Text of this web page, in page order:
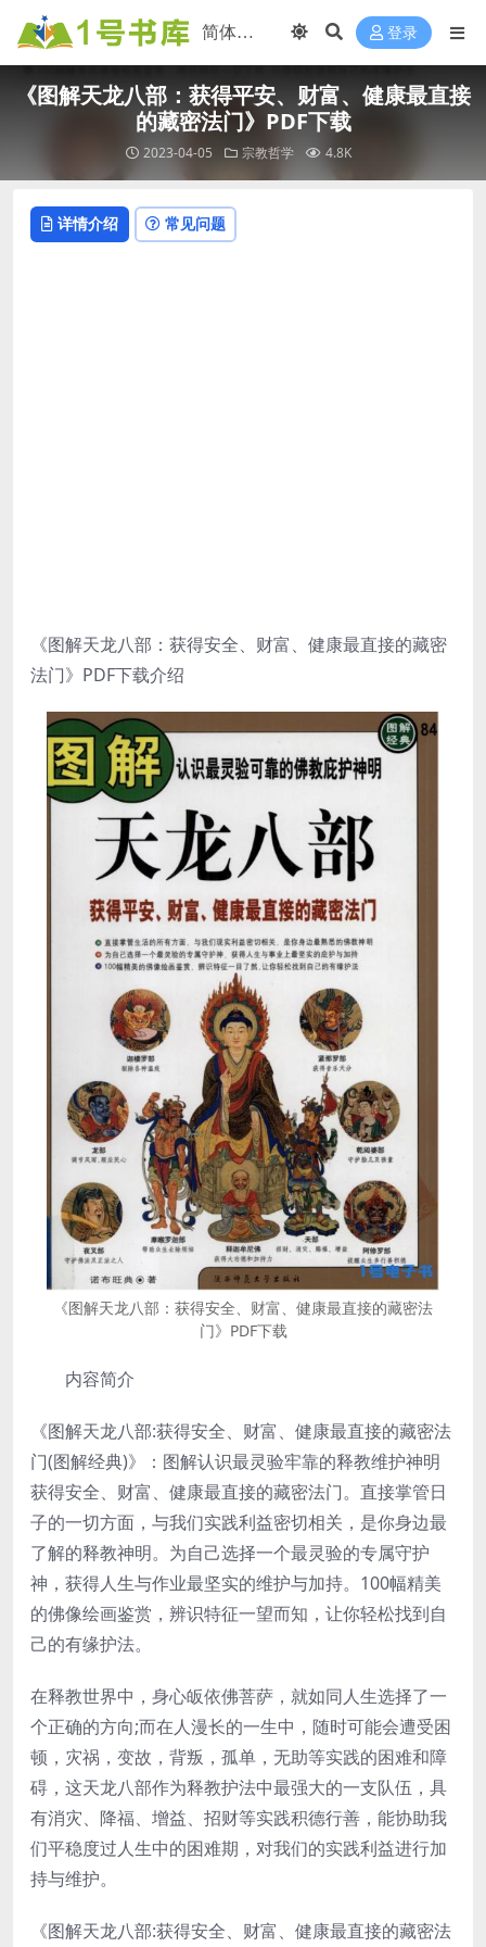
登录
《图解天龙八部：获得平安、财富、健康最直接
的藏密法门》PDF下载
2023-04-05 宗教哲学 4.8K
详情介绍 常见问题
《图解天龙八部：获得安全、财富、健康最直接的藏密
法门》PDF下载介绍
《图解天龙八部：获得安全、财富、健康最直接的藏密法
门》PDF下载
内容简介
《图解天龙八部:获得安全、财富、健康最直接的藏密法
门(图解经典)》：图解认识最灵验牢靠的释教维护神明
获得安全、财富、健康最直接的藏密法门。直接掌管日
子的一切方面，与我们实践利益密切相关，是你身边最
了解的释教神明。为自己选择一个最灵验的专属守护
神，获得人生与作业最坚实的维护与加持。100幅精美
的佛像绘画鉴赏，辨识特征一望而知，让你轻松找到自
己的有缘护法。
在释教世界中，身心皈依佛菩萨，就如同人生选择了一
个正确的方向;而在人漫长的一生中，随时可能会遭受困
顿，灾祸，变故，背叛，孤单，无助等实践的困难和障
碍，这天龙八部作为释教护法中最强大的一支队伍，具
有消灾、降福、增益、招财等实践积德行善，能协助我
们平稳度过人生中的困难期，对我们的实践利益进行加
持与维护。
《图解天龙八部:获得安全、财富、健康最直接的藏密法